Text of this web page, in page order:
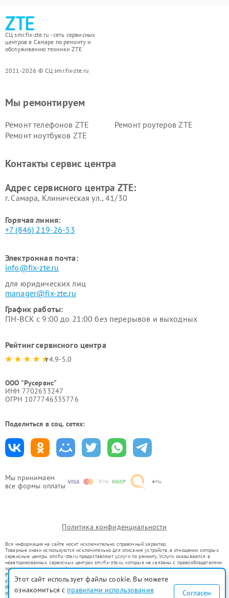
СЦ smr.fix-zte.ru - сеть сервисных
центров в Самаре по ремонту и
обслуживанию техники ZTE
2021-2026 © СЦ smr.fix-zte.ru
Мы принимаем
все формы оплаты
Мы ремонтируем
Ремонт телефонов ZTE
Ремонт роутеров ZTE
Ремонт ноутбуков ZTE
Контакты сервис центра
Адрес сервисного центра ZTE:
г. Самара, Клиническая ул., 41/30
Горячая линия:
+7 (846) 219-26-53
Электронная почта:
info@fix-zte.ru
для юридических лиц
manager@fix-zte.ru
График работы:
ПН-ВСК с 9:00 до 21:00 без перерывов и выходных
Рейтинг сервисного центра
4.9-5.0
ООО "Русервис"
ИНН 7702633247
ОГРН 1077746335776
Поделиться в соц. сетях:
Политика конфиденциальности
Вся информация на сайте носит исключительно справочный характер.
Товарные знаки используются исключительно для описания устройств, в отношении которых
сервисные центры smr.fix-zte.ru предоставляют услуги по ремонту. Услуги оказываются в
неавторизованных сервисных центрах smr.fix-zte.ru, которые не связаны с правообладателями
товарных знаков или их официальными представителями.
Ремонт осуществляется для устройств, уже введенных в гражданский оборот в соответствии
со статьей 1487 ГК РФ.
Использование товарных знаков не преследует цели индивидуализации услуг или введения
потребителей в заблуждение, а служит для информирования о предоставляемых услугах по
Этот сайт использует файлы cookie. Вы можете
ознакомиться с правилами использования
Согласен